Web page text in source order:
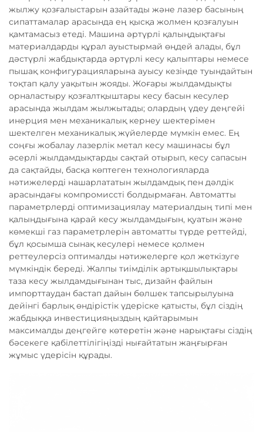
жылжу қозғалыстарын азайтады және лазер басының
сипаттамалар арасында ең қысқа жолмен қозғалуын
қамтамасыз етеді. Машина әртүрлі қалыңдықтағы
материалдарды құрал ауыстырмай өңдей алады, бұл
дәстүрлі жабдықтарда әртүрлі кесу қалыптары немесе
пышақ конфигурацияларына ауысу кезінде туындайтын
тоқтап қалу уақытын жояды. Жоғары жылдамдықты
орналастыру қозғалтқыштары кесу басын кесулер
арасында жылдам жылжытады; олардың үдеу деңгейі
инерция мен механикалық кернеу шектерімен
шектелген механикалық жүйелерде мүмкін емес. Ең
соңғы жобалау лазерлік метал кесу машинасы бұл
әсерлі жылдамдықтарды сақтай отырып, кесу сапасын
да сақтайды, басқа көптеген технологияларда
нәтижелерді нашарлататын жылдамдық пен дәлдік
арасындағы компромиссті болдырмаған. Автоматты
параметрлерді оптимизациялау материалдың типі мен
қалыңдығына қарай кесу жылдамдығын, қуатын және
көмекші газ параметрлерін автоматты түрде реттейді,
бұл қосымша сынақ кесулері немесе қолмен
реттеулерсіз оптималды нәтижелерге қол жеткізуге
мүмкіндік береді. Жалпы тиімділік артықшылықтары
таза кесу жылдамдығынан тыс, дизайн файлын
импорттаудан бастап дайын бөлшек тапсырылуына
дейінгі барлық өндірістік үдеріске қатысты, бұл сіздің
жабдыққа инвестицияңыздың қайтарымын
максималды деңгейге көтеретін және нарықтағы сіздің
бәсекеге қабілеттілігіңізді нығайтатын жаңғырған
жұмыс үдерісін құрады.